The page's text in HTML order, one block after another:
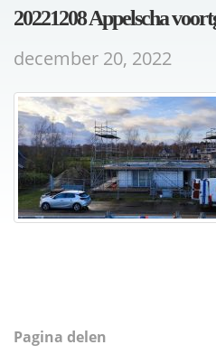
20221208 Appelscha
december 20, 2022
Pagina delen